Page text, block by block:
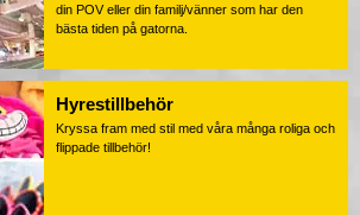
din POV eller din familj/vänner som har den
bästa tiden på gatorna.
Hyrestillbehör
Kryssa fram med stil med våra många roliga och
flippade tillbehör!